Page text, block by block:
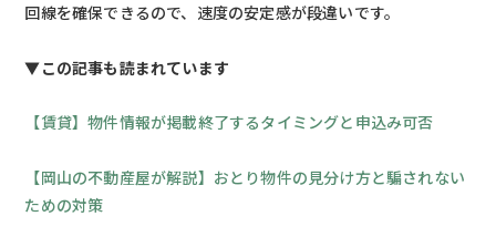
回線を確保できるので、速度の安定感が段違いです。
▼この記事も読まれています
【賃貸】物件情報が掲載終了するタイミングと申込み可否
【岡山の不動産屋が解説】おとり物件の見分け方と騙されない
ための対策